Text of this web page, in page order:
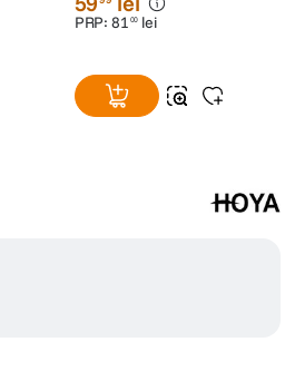
PRP: 81 00 lei